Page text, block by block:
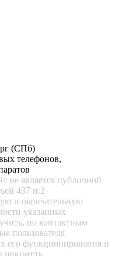
(СПб)
телефонов,
не является публичной
437 п.2
и окончательную
указанных
по контактным
пользователя
его функционирования и
покинуть